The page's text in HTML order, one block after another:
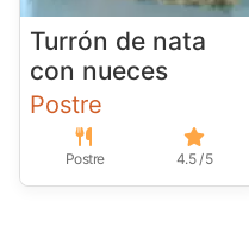
Turrón de nata
con nueces
Postre
Postre 4.5 / 5